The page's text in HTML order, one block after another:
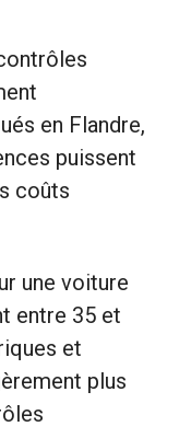
en Flandre,
puissent
coûts
une voiture
entre 35 et
et
plus